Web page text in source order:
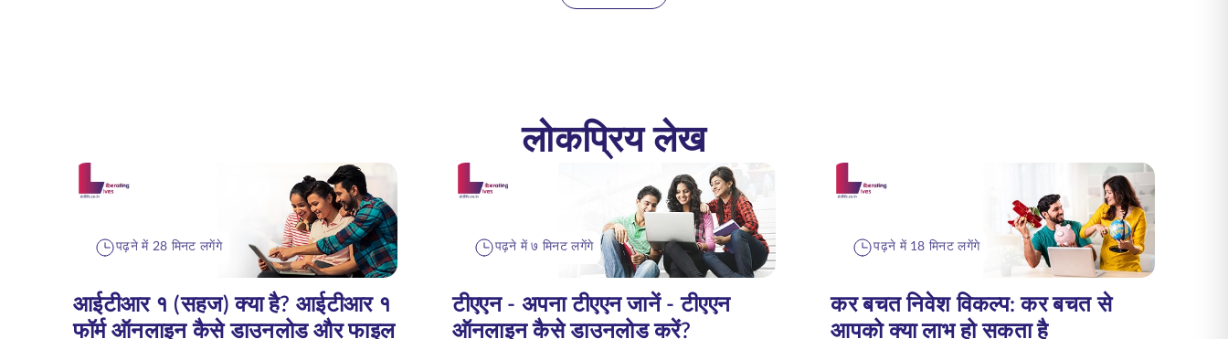
लोकप्रिय लेख
पढ़ने में 28 मिनट लगेंगे
आईटीआर १ (सहज) क्या है? आईटीआर १
फॉर्म ऑनलाइन कैसे डाउनलोड और फाइल
पढ़ने में ७ मिनट लगेंगे
टीएएन - अपना टीएएन जानें - टीएएन
ऑनलाइन कैसे डाउनलोड करें?
पढ़ने में 18 मिनट लगेंगे
कर बचत निवेश विकल्प: कर बचत से
आपको क्या लाभ हो सकता है